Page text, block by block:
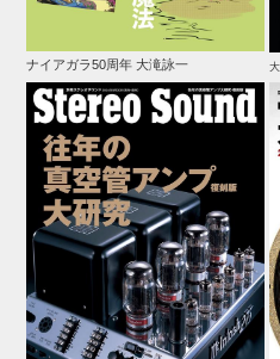
ナイアガラ50周年 大滝詠一